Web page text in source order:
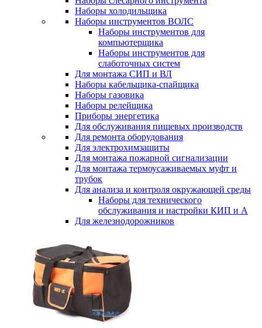
Наборы холодильщика
Наборы инструментов ВОЛС
Наборы инструментов для
компьютерщика
Наборы инструментов для
слаботочных систем
Для монтажа СИП и ВЛ
Наборы кабельщика-спайщика
Наборы газовика
Наборы релейщика
Приборы энергетика
Для обслуживания пищевых производств
Для ремонта оборудования
Для электрохимзащиты
Для монтажа пожарной сигнализации
Для монтажа термоусаживаемых муфт и
трубок
Для анализа и контроля окружающей среды
Наборы для технического
обслуживания и настройки КИП и А
Для железнодорожников